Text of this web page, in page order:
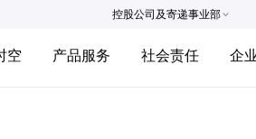
控股公司及寄递事业部
空 产品服务 社会责任 企